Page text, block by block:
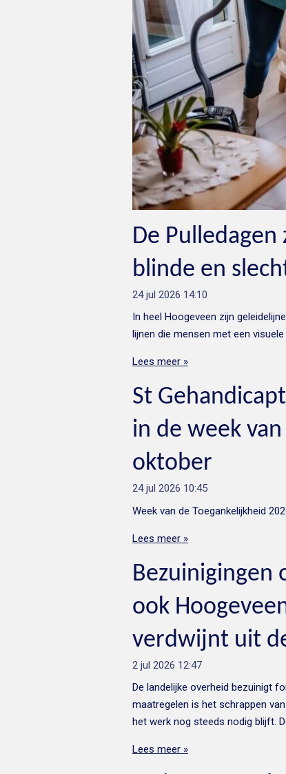
De
blinde en
24 jul 2026 14:10
In heel Hoogeveen zijn
lijnen die mensen met een
Lees meer »
St
in de week
oktober
24 jul 2026 10:45
Week van de Toegankelijkheid
Lees meer »
Bezuinigingen
ook
verdwijnt uit
2 jul 2026 12:47
De landelijke overheid bezuinigt
maatregelen is het schrappen
het werk nog steeds nodig blijft.
Lees meer »